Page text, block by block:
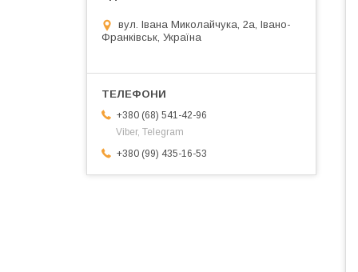
вул. Івана Миколайчука, 2а, Івано-
Франківськ, Україна
+380 (68) 541-42-96
Viber, Telegram
+380 (99) 435-16-53